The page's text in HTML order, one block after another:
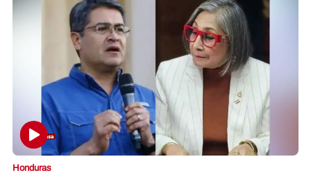
Honduras